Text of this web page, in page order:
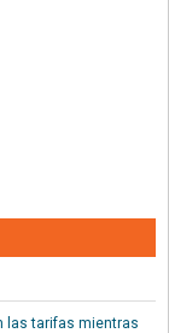
las tarifas mientras